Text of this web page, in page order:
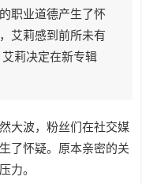
职业道德产生了怀
艾莉感到前所未有
莉决定在新专辑
大波，粉丝们在社交媒
了怀疑。原本亲密的关
力。